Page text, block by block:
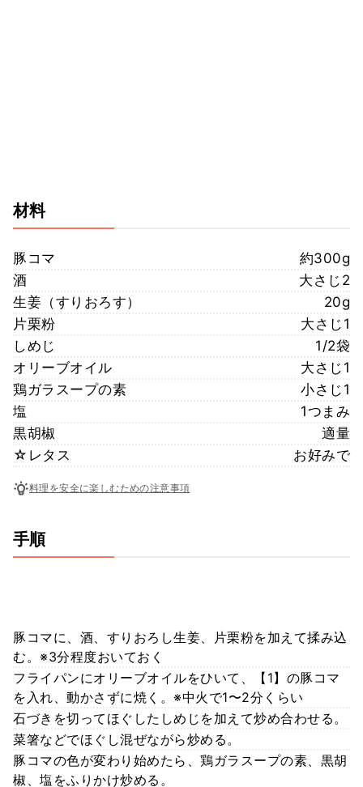
材料
豚コマ
約300g
酒
大さじ2
生姜（すりおろす）
20g
片栗粉
大さじ1
しめじ
1/2袋
オリーブオイル
大さじ1
鶏ガラスープの素
小さじ1
塩
1つまみ
黒胡椒
適量
☆レタス
お好みで
料理を安全に楽しむための注意事項
手順
豚コマに、酒、すりおろし生姜、片栗粉を加えて揉み込
む。※3分程度おいておく
フライパンにオリーブオイルをひいて、【1】の豚コマ
を入れ、動かさずに焼く。※中火で1〜2分くらい
石づきを切ってほぐしたしめじを加えて炒め合わせる。
菜箸などでほぐし混ぜながら炒める。
豚コマの色が変わり始めたら、鶏ガラスープの素、黒胡
椒、塩をふりかけ炒める。